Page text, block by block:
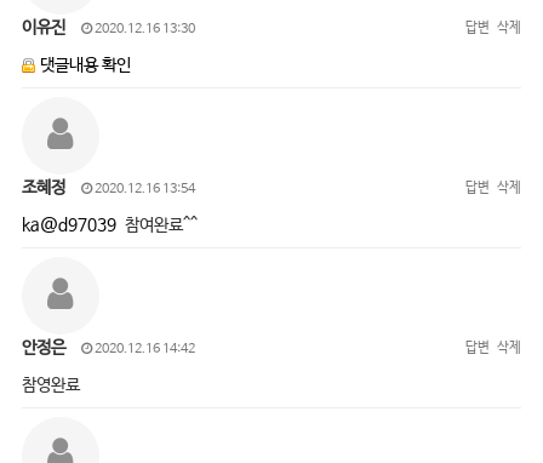
이유진 2020.12.16 13:30 답변 삭제
댓글내용 확인
조혜정 2020.12.16 13:54 답변 삭제
ka@d97039참여완료^^
안정은 2020.12.16 14:42 답변 삭제
참영완료